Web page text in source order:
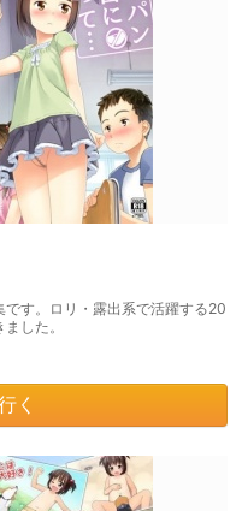
です。ロリ・露出系で活躍する20
した。
く